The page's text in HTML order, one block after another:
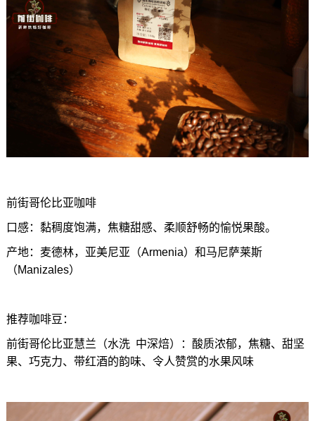
前街哥伦比亚咖啡
口感：黏稠度饱满，焦糖甜感、柔顺舒畅的愉悦果酸。
产地：麦德林，亚美尼亚（Armenia）和马尼萨莱斯
（Manizales）
推荐咖啡豆：
前街哥伦比亚慧兰（水洗 中深焙）：酸质浓郁，焦糖、甜坚
果、巧克力、带红酒的韵味、令人赞赏的水果风味